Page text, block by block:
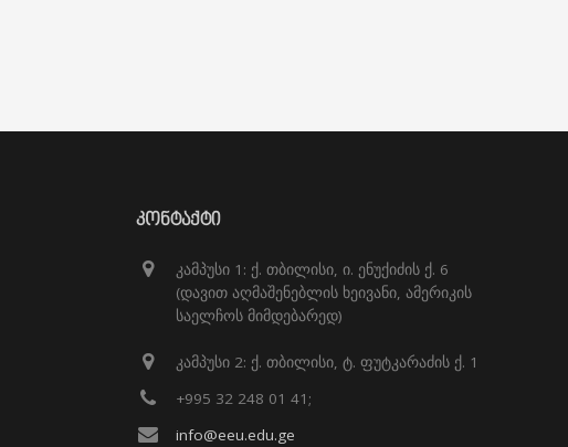
ᲙᲝᲜᲢᲐᲥᲢᲘ
კამპუსი 1: ქ. თბილისი, ი. ენუქიძის ქ. 6
(დავით აღმაშენებლის ხეივანი, ამერიკის
საელჩოს მიმდებარედ)
კამპუსი 2: ქ. თბილისი, ტ. ფუტკარაძის ქ. 1
+995 32 248 01 41;
info@eeu.edu.ge